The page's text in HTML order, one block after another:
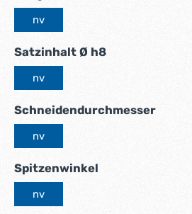
nv
Satzinhalt Ø h8auswählen
nv
Schneidendurchmesser
nv
Spitzenwinkel
nv